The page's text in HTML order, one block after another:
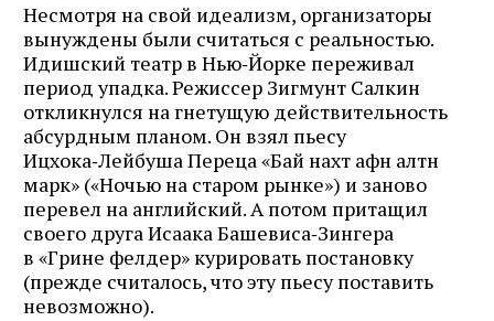
Несмотря на свой идеализм, организаторы
вынуждены были считаться с реальностью.
Идишский театр в Нью‑Йорке переживал
период упадка. Режиссер Зигмунт Салкин
откликнулся на гнетущую действительность
абсурдным планом. Он взял пьесу
Ицхока‑Лейбуша Переца «Бай нахт афн алтн
марк» («Ночью на старом рынке») и заново
перевел на английский. А потом притащил
своего друга Исаака Башевиса‑Зингера
в «Грине фелдер» курировать постановку
(прежде считалось, что эту пьесу поставить
невозможно).